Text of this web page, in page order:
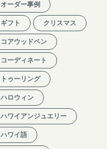
オーダー事例
ギフト クリスマス
コアウッドペン
コーディネート
トゥーリング
ハロウィン
ハワイアンジュエリー
ハワイ語